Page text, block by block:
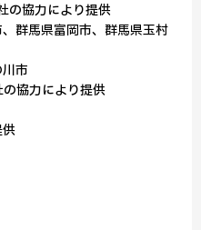
協力により提供
群馬県富岡市、群馬県玉村
市
協力により提供